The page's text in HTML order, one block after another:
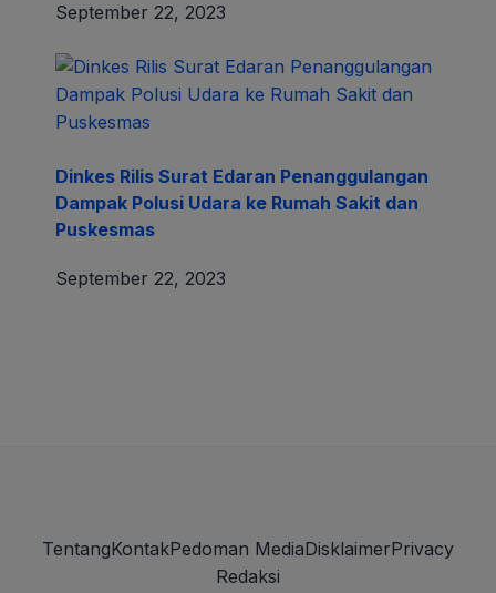
September 22, 2023
Dinkes Rilis Surat Edaran Penanggulangan
Dampak Polusi Udara ke Rumah Sakit dan
Puskesmas
September 22, 2023
TentangKontakPedoman MediaDisklaimerPrivacy
Redaksi